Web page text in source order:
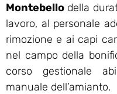
Montebello della
lavoro, al personale
rimozione e ai capi
nel campo della
corso gestionale
manuale dell’amianto.